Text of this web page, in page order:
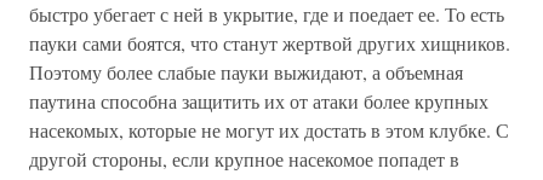
быстро убегает с ней в укрытие, где и поедает ее. То есть
пауки сами боятся, что станут жертвой других хищников.
Поэтому более слабые пауки выжидают, а объемная
паутина способна защитить их от атаки более крупных
насекомых, которые не могут их достать в этом клубке. С
другой стороны, если крупное насекомое попадет в